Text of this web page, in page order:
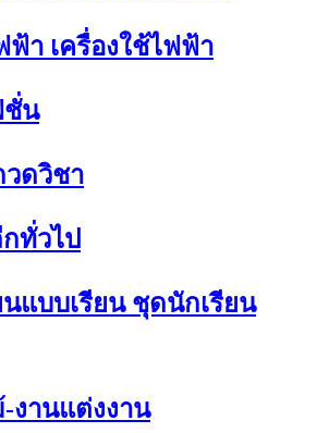
า เครื่องใช้ไฟฟ้า
ชั่น
วดวิชา
ทั่วไป
นแบบเรียน ชุดนักเรียน
งานแต่งงาน